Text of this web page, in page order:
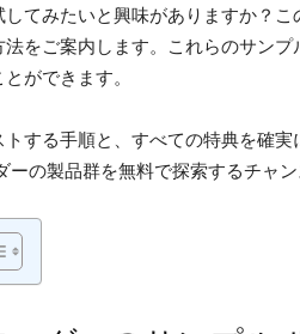
てみたいと興味がありますか？
法をご案内します。これらのサン
ができます。
する手順と、すべての特典を確
ーの製品群を無料で探索するチャン